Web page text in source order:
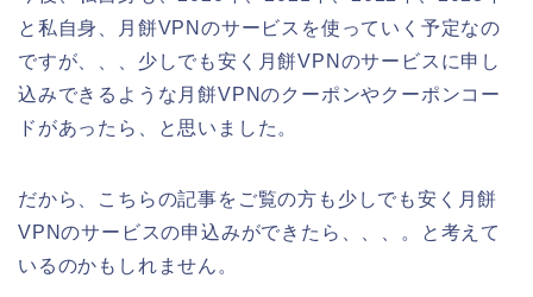
と私自身、月餅VPNのサービスを使っていく予定なの
ですが、、、少しでも安く月餅VPNのサービスに申し
込みできるような月餅VPNのクーポンやクーポンコー
ドがあったら、と思いました。
だから、こちらの記事をご覧の方も少しでも安く月餅
VPNのサービスの申込みができたら、、、。と考えて
いるのかもしれません。